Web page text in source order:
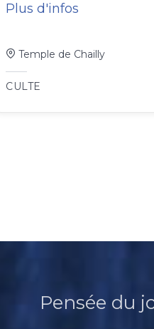
Plus d'infos
Temple de Chailly
CULTE
Pensée du